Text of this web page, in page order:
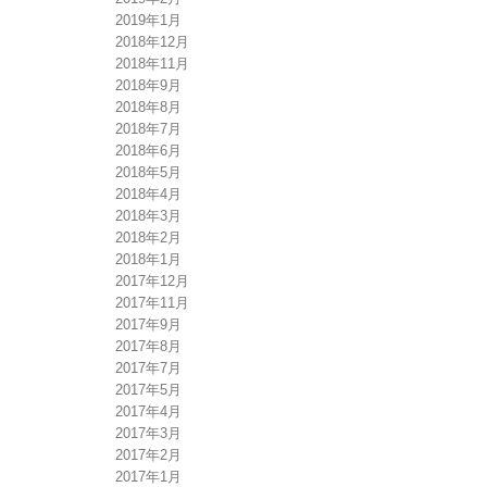
2019年1月
2018年12月
2018年11月
2018年9月
2018年8月
2018年7月
2018年6月
2018年5月
2018年4月
2018年3月
2018年2月
2018年1月
2017年12月
2017年11月
2017年9月
2017年8月
2017年7月
2017年5月
2017年4月
2017年3月
2017年2月
2017年1月